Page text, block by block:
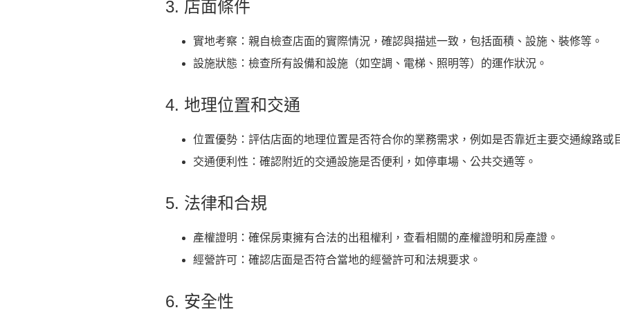
3. 店面條件
實地考察：親自檢查店面的實際情況，確認與描述一致，包括面積、設施、裝修等。
設施狀態：檢查所有設備和設施（如空調、電梯、照明等）的運作狀況。
4. 地理位置和交通
位置優勢：評估店面的地理位置是否符合你的業務需求，例如是否靠近主要交通線路或
交通便利性：確認附近的交通設施是否便利，如停車場、公共交通等。
5. 法律和合規
產權證明：確保房東擁有合法的出租權利，查看相關的產權證明和房產證。
經營許可：確認店面是否符合當地的經營許可和法規要求。
6. 安全性